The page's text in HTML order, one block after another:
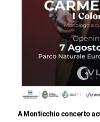
A Monticchio concerto